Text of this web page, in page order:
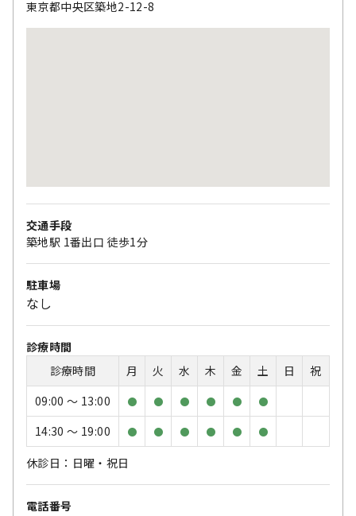
東京都中央区築地2-12-8
交通手段
築地駅 1番出口 徒歩1分
駐車場
なし
診療時間
診療時間
月 火 水 木 金 土 日
祝
09:00 〜 13:00
● ● ● ● ● ●
14:30 〜 19:00 ● ● ● ● ● ●
休診日：日曜・祝日
電話番号